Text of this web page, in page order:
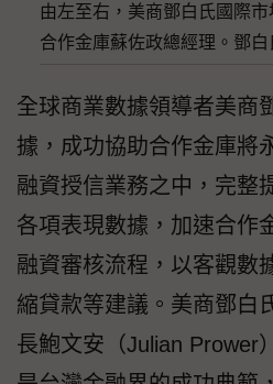
由左至右，美商鄧白氏國際市
合作金庫蘇佐政總經理。鄧白
全球商業數據領導者美商
據，成功協助合作金庫將
融資授信業務之中，完整
各項表現數據，加速合作
融資審核流程，以客觀數
縮貸款等建議。美商鄧白
長鮑文安（Julian Prower